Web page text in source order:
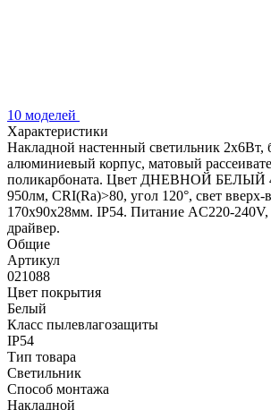
10 моделей
Характеристики
Накладной настенный светильник 2x6Вт,
алюминиевый корпус, матовый
поликарбоната. Цвет ДНЕВНОЙ БЕЛЫЙ
950лм, CRI(Ra)>80, угол 120°, свет вверх-
170x90x28мм. IP54. Питание AC220-
драйвер.
Общие
Артикул
021088
Цвет покрытия
Белый
Класс пылевлагозащиты
IP54
Тип товара
Светильник
Способ монтажа
Накладной